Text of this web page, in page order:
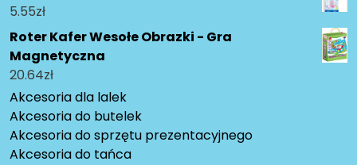
5.55zł
Roter Kafer Wesołe Obrazki - Gra
Magnetyczna
20.64zł
Akcesoria dla lalek
Akcesoria do butelek
Akcesoria do sprzętu prezentacyjnego
Akcesoria do tańca